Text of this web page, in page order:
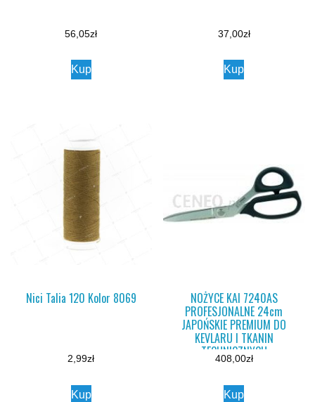
56,05zł
Kup
37,00zł
Kup
Nici Talia 120 Kolor 8069
2,99zł
Kup
NOŻYCE KAI 7240AS
PROFESJONALNE 24cm
JAPOŃSKIE PREMIUM DO
KEVLARU I TKANIN
TECHNICZNYCH
408,00zł
Kup